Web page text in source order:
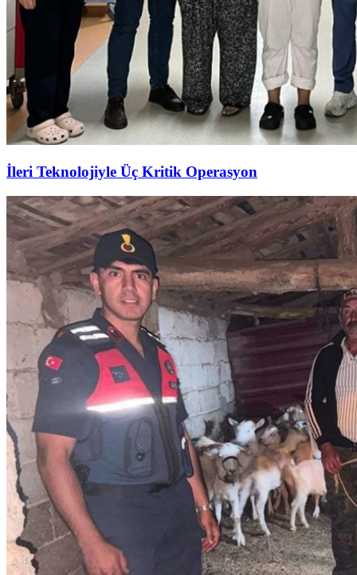
İleri Teknolojiyle Üç Kritik Operasyon